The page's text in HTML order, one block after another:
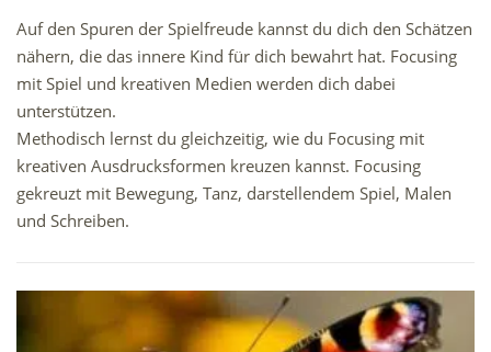
Auf den Spuren der Spielfreude kannst du dich den Schätzen
nähern, die das innere Kind für dich bewahrt hat. Focusing
mit Spiel und kreativen Medien werden dich dabei
unterstützen.
Methodisch lernst du gleichzeitig, wie du Focusing mit
kreativen Ausdrucksformen kreuzen kannst. Focusing
gekreuzt mit Bewegung, Tanz, darstellendem Spiel, Malen
und Schreiben.